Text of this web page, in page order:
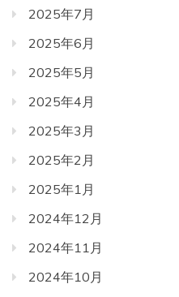
2025年7月
2025年6月
2025年5月
2025年4月
2025年3月
2025年2月
2025年1月
2024年12月
2024年11月
2024年10月